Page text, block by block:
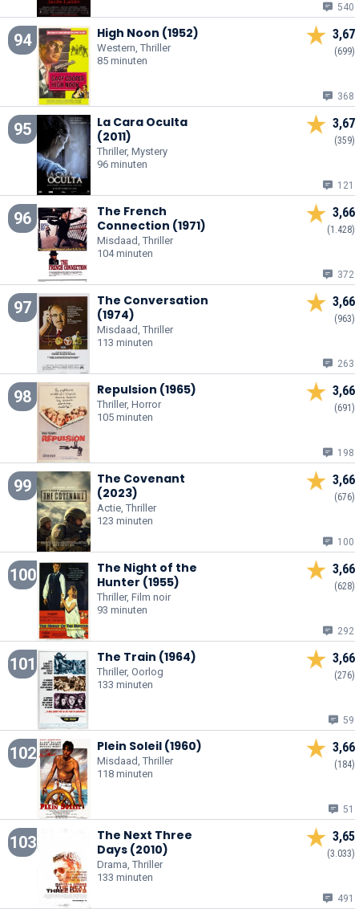
540
94 High Noon (1952)
Western, Thriller
85 minuten
3,67
(699)
368
95
La Cara Oculta
(2011)
Thriller, Mystery
96 minuten
3,67
(359)
121
96
The French
Connection (1971)
Misdaad, Thriller
104 minuten
3,66
(1.428)
372
97
The Conversation
(1974)
Misdaad, Thriller
113 minuten
3,66
(963)
263
98 Repulsion (1965)
Thriller, Horror
105 minuten
3,66
(691)
198
99
The Covenant
(2023)
Actie, Thriller
123 minuten
3,66
(676)
100
100
The Night of the
Hunter (1955)
Thriller, Film noir
93 minuten
3,66
(628)
292
101 The Train (1964)
Thriller, Oorlog
133 minuten
3,66
(276)
59
102 Plein Soleil (1960)
Misdaad, Thriller
118 minuten
3,66
(184)
51
103
The Next Three
Days (2010)
Drama, Thriller
133 minuten
3,65
(3.033)
491